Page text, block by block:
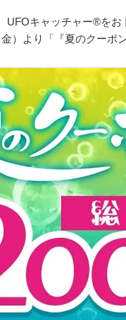
UFOキャッチャー®を
）より「『夏のクーポ